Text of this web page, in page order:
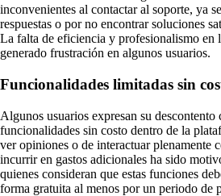
inconvenientes al contactar al soporte, ya
respuestas o por no encontrar soluciones
La falta de eficiencia y profesionalismo en
generado frustración en algunos usuarios.
Funcionalidades limitadas sin
Algunos usuarios expresan su
funcionalidades sin costo dentro de la
ver opiniones o de interactuar plenamente
incurrir en gastos adicionales ha sido
quienes consideran que estas funciones
forma gratuita al menos por un periodo de